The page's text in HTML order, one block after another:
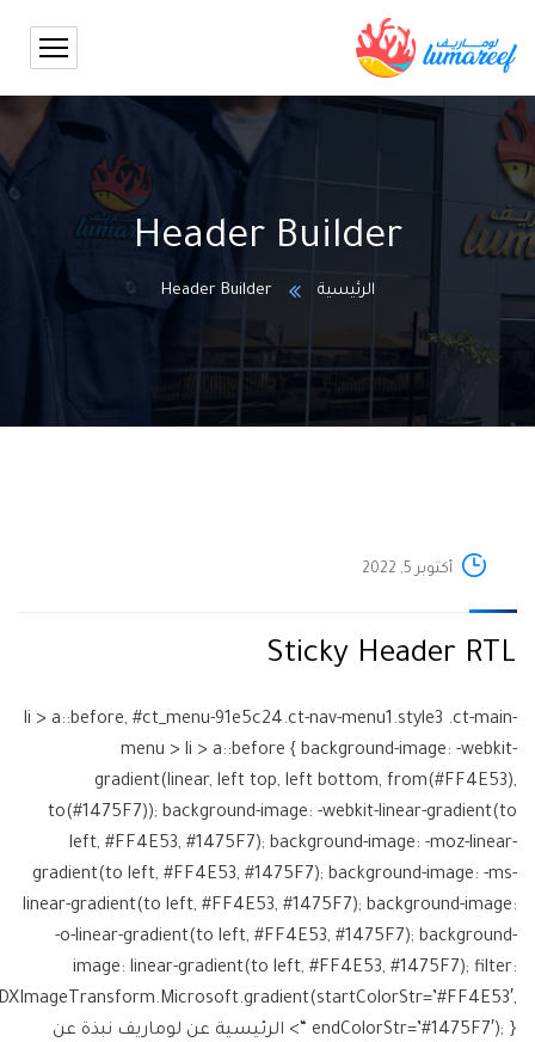
Header Builder
الرئيسية Header Builder
أكتوبر 5, 2022
Sticky Header RTL
li > a::before, #ct_menu-91e5c24.ct-nav-menu1.style3 .ct-main-
menu > li > a::before { background-image: -webkit-
gradient(linear, left top, left bottom, from(#FF4E53),
to(#1475F7)); background-image: -webkit-linear-gradient(to
left, #FF4E53, #1475F7); background-image: -moz-linear-
gradient(to left, #FF4E53, #1475F7); background-image: -ms-
linear-gradient(to left, #FF4E53, #1475F7); background-image:
-o-linear-gradient(to left, #FF4E53, #1475F7); background-
image: linear-gradient(to left, #FF4E53, #1475F7); filter:
endColorStr=’#1475F7′); } “> الرئيسية عن لوماريف نبذة عن